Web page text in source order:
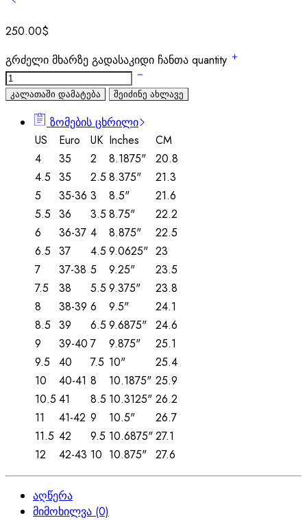
250.00$
გრძელი მხარზე გადასაკიდი ჩანთა quantity
კალათაში დამატება შეიძინე ახლავე
ზომების ცხრილი
US
Euro UK Inches
CM
4
35 2 8.1875"
20.8
4.5 35 2.5 8.375"
21.3
5
35-36 3 8.5"
21.6
5.5 36 3.5 8.75"
22.2
6
36-37 4 8.875"
22.5
6.5 37 4.5 9.0625" 23
7
37-38 5 9.25"
23.5
7.5
38 5.5 9.375"
23.8
8
38-39 6 9.5"
24.1
8.5 39 6.5 9.6875" 24.6
9
39-40 7 9.875"
25.1
9.5
40 7.5 10"
25.4
10
40-41 8 10.1875" 25.9
10.5 41 8.5 10.3125" 26.2
11
41-42 9 10.5"
26.7
11.5 42 9.5 10.6875"27.1
12
42-43 10 10.875" 27.6
აღწერა
მიმოხილვა (0)